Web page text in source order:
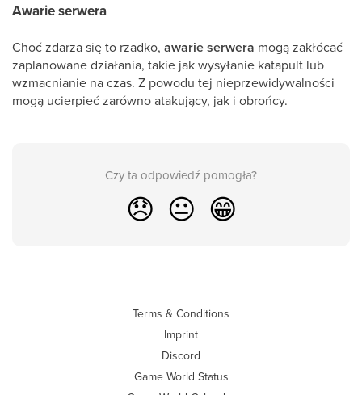
Awarie serwera
Choć zdarza się to rzadko, awarie serwera mogą zakłócać
zaplanowane działania, takie jak wysyłanie katapult lub
wzmacnianie na czas. Z powodu tej nieprzewidywalności
mogą ucierpieć zarówno atakujący, jak i obrońcy.
Czy ta odpowiedź pomogła?
😞 😐 😁
Terms & Conditions
Imprint
Discord
Game World Status